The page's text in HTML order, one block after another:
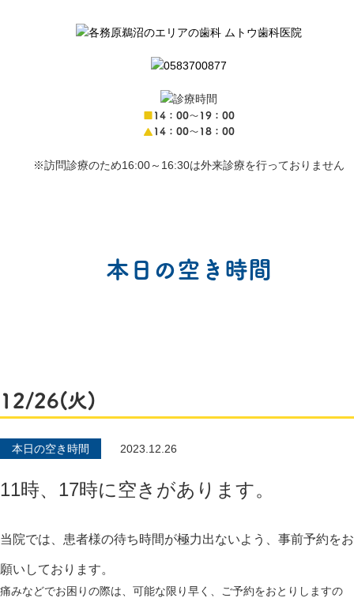
■14：00〜19：00
▲14：00〜18：00
※訪問診療のため16:00～16:30は外来診療を行っておりません
本日の空き時間
12/26(火)
本日の空き時間 2023.12.26
11時、17時に空きがあります。
当院では、患者様の待ち時間が極力出ないよう、事前予約をお
願いしております。
痛みなどでお困りの際は、可能な限り早く、ご予約をおとりしますの